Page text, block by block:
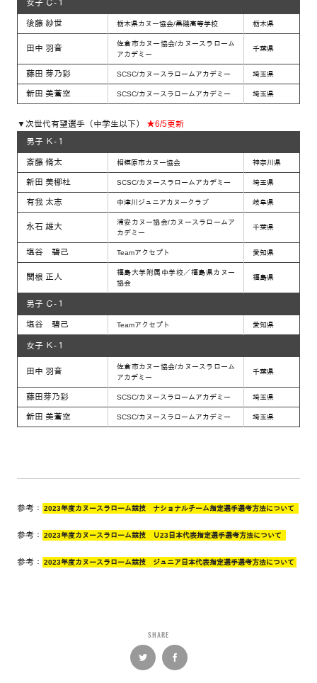
女子 Ｃ-１
後藤 紗世 栃木県カヌー協会/黒磯高等学校 栃木県
田中 羽音
佐倉市カヌー協会/カヌースラローム
アカデミー
千葉県
藤田 芽乃彩 SCSC/カヌースラロームアカデミー 埼玉県
新田 美蒼空 SCSC/カヌースラロームアカデミー 埼玉県
▼次世代有望選手（中学生以下） ★6/5更新
男子 Ｋ-１
斎藤 脩太 相模原市カヌー協会 神奈川県
新田 美梛杜 SCSC/カヌースラロームアカデミー 埼玉県
有我 太志 中津川ジュニアカヌークラブ 岐阜県
永石 雄大
浦安カヌー協会/カヌースラロームア
カデミー
千葉県
塩谷 碧己 Teamアクセプト 愛知県
関根 正人
福島大学附属中学校／福島県カヌー
協会
福島県
男子 Ｃ-１
塩谷 碧己 Teamアクセプト 愛知県
女子 Ｋ-１
田中 羽音
佐倉市カヌー協会/カヌースラローム
アカデミー
千葉県
藤田芽乃彩 SCSC/カヌースラロームアカデミー 埼玉県
新田 美蒼空 SCSC/カヌースラロームアカデミー 埼玉県
参考： 2023年度カヌースラローム競技 ナショナルチーム指定選手選考方法について
参考： 2023年度カヌースラローム競技 Ｕ23日本代表指定選手選考方法について
参考： 2023年度カヌースラローム競技 ジュニア日本代表指定選手選考方法について
SHARE